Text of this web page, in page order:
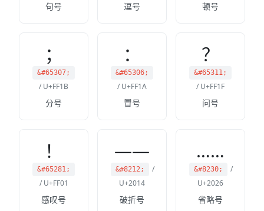
句号 逗号 顿号
；
&#65307;
/ U+FF1B
分号
：
&#65306;
/ U+FF1A
冒号
？
&#65311;
/ U+FF1F
问号
！
&#65281;
/ U+FF01
感叹号
——
&#8212;
/
U+2014
破折号
……
&#8230;
/
U+2026
省略号